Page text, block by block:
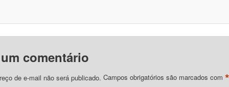
comentário
de e-mail não será publicado. Campos obrigatórios são marcados com *